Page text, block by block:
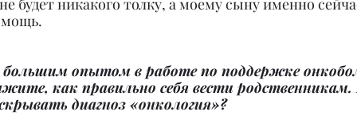
будет никакого толку, а моему сыну именно
большим опытом в работе по поддержке
как правильно себя вести
диагноз «онкология»?